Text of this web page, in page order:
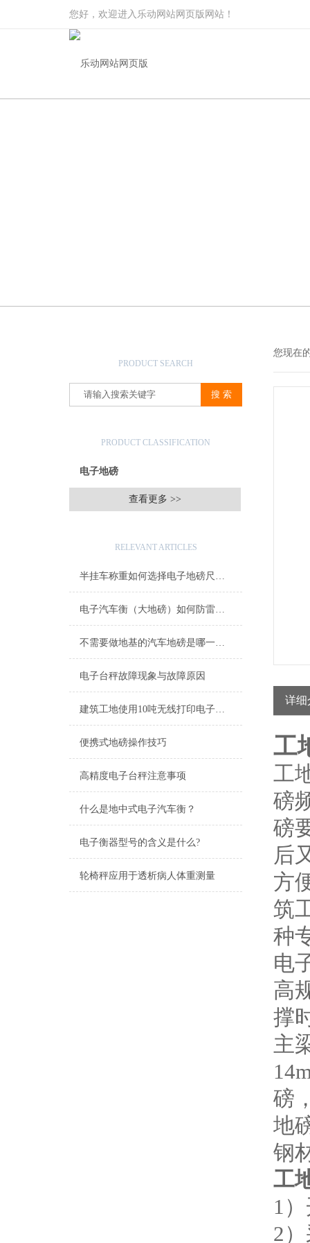
您好，欢迎进入乐动网站网页版网站！
PRODUCT SEARCH
PRODUCT CLASSIFICATION
电子地磅
查看更多 >>
RELEVANT ARTICLES
半挂车称重如何选择电子地磅尺寸与吨位
电子汽车衡（大地磅）如何防雷击？
不需要做地基的汽车地磅是哪一种？
电子台秤故障现象与故障原因
建筑工地使用10吨无线打印电子吊秤
便携式地磅操作技巧
高精度电子台秤注意事项
什么是地中式电子汽车衡？
电子衡器型号的含义是什么?
轮椅秤应用于透析病人体重测量
您现在
详细
工
工
磅
磅
后
方
筑
种
电
高
撑
主
磅
地
钢
工
1
2